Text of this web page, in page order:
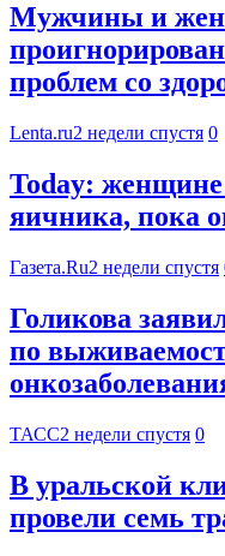
Мужчины и
проблем со
Lenta.ru2 недели спустя 0
Today: женщине
яичника, пока
Газета.Ru2 недели спустя
Голикова
по
ТАСС2 недели спустя 0
В уральской
провели семь